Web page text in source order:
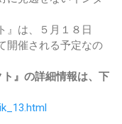
』は、５月１８日
開催される予定なの
』の詳細情報は、下